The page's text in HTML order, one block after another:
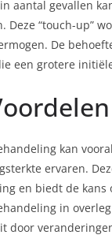
aantal gevallen
Deze “touch-up”
De
een grotere
kan
ervaren.
en biedt de kans
in
door